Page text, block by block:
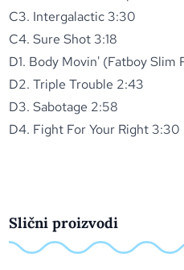
C3. Intergalactic 3:30
C4. Sure Shot 3:18
D1. Body Movin' (Fatboy Slim
D2. Triple Trouble 2:43
D3. Sabotage 2:58
D4. Fight For Your Right 3:30
Slični proizvodi